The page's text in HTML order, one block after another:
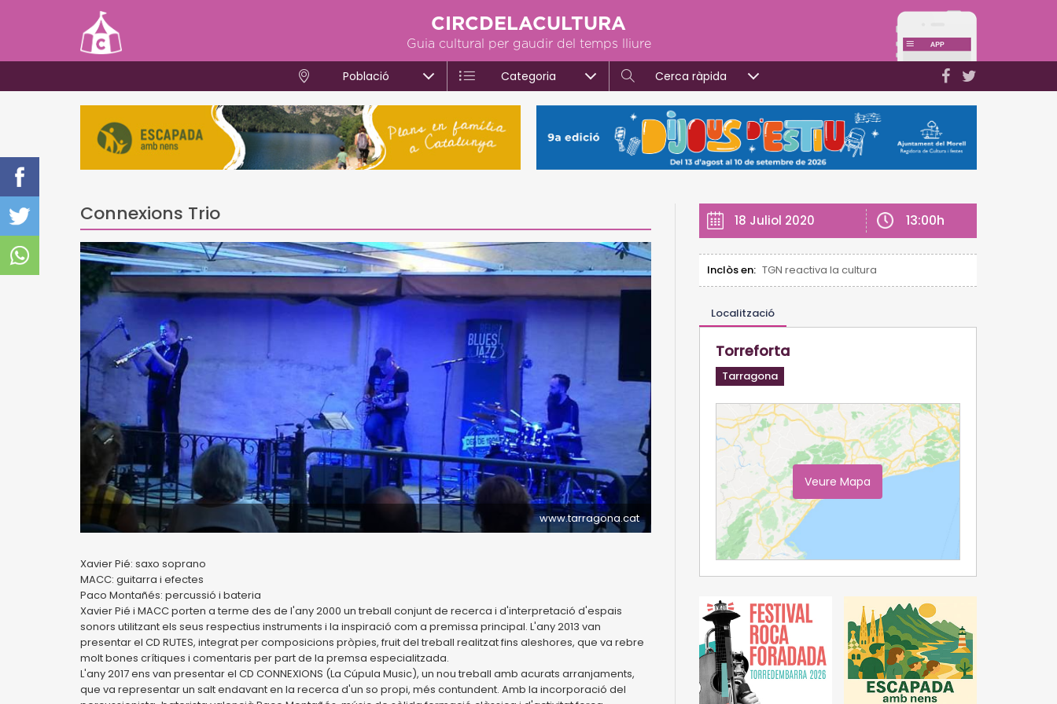
CIRCDELACULTURA
Guia cultural per gaudir del temps lliure
Població Categoria Cerca ràpida
Connexions Trio
www.tarragona.cat
Xavier Pié: saxo soprano
MACC: guitarra i efectes
Paco Montañés: percussió i bateria
Xavier Pié i MACC porten a terme des de l'any 2000 un treball conjunt de recerca i d'interpretació d'espais
sonors utilitzant els seus respectius instruments i la inspiració com a premissa principal. L'any 2013 van
presentar el CD RUTES, integrat per composicions pròpies, fruit del treball realitzat fins aleshores, que va rebre
molt bones crítiques i comentaris per part de la premsa especialitzada.
L'any 2017 ens van presentar el CD CONNEXIONS (La Cúpula Music), un nou treball amb acurats arranjaments,
que va representar un salt endavant en la recerca d'un so propi, més contundent. Amb la incorporació del
18 Juliol 2020 13:00h
Inclòs en: TGN reactiva la cultura
Localització
Torreforta
Tarragona
Veure Mapa